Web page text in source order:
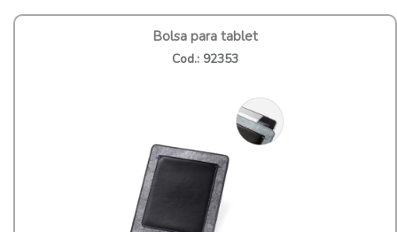
Bolsa para tablet
Cod.: 92353